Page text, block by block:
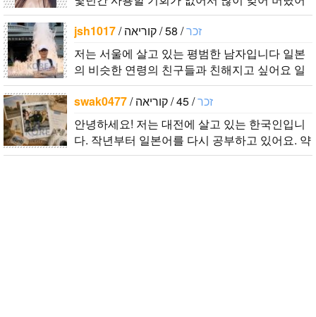
요… 말이나 문화를 잊고 싶지 않아요. 그래서 그
냥 일상공유와 대화가 할 수 있는 분을..
jsh1017/ זכר/ 58 / קוריאה
저는 서울에 살고 있는 평범한 남자입니다 일본
의 비슷한 연령의 친구들과 친해지고 싶어요 일
본에 가면 좋은 곳 소개 시켜주면 감사하겠습니
다 반대로 한국에 오시면 가이드 해 드릴..
swak0477/ זכר/ 45 / קוריאה
안녕하세요! 저는 대전에 살고 있는 한국인입니
다. 작년부터 일본어를 다시 공부하고 있어요. 약
간의 의사소통은 할 수 있는 수준이죠. 일본어공